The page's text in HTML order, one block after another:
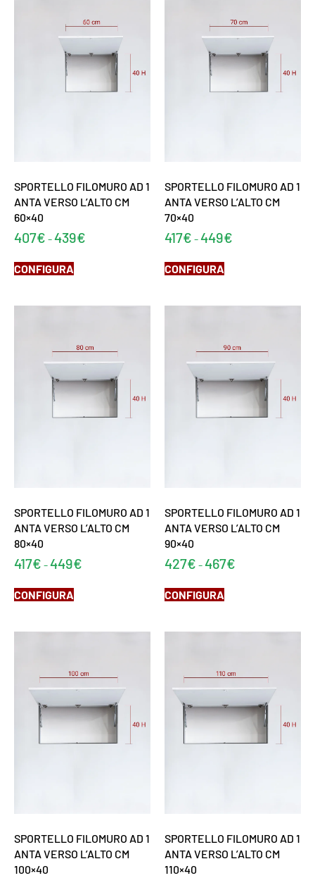
SPORTELLO FILOMURO AD 1
ANTA VERSO L’ALTO CM
60×40
407€ -439€
CONFIGURA
SPORTELLO FILOMURO AD 1
ANTA VERSO L’ALTO CM
70×40
417€ -449€
CONFIGURA
SPORTELLO FILOMURO AD 1
ANTA VERSO L’ALTO CM
80×40
417€ -449€
CONFIGURA
SPORTELLO FILOMURO AD 1
ANTA VERSO L’ALTO CM
90×40
427€ -467€
CONFIGURA
SPORTELLO FILOMURO AD 1
ANTA VERSO L’ALTO CM
100×40
SPORTELLO FILOMURO AD 1
ANTA VERSO L’ALTO CM
110×40